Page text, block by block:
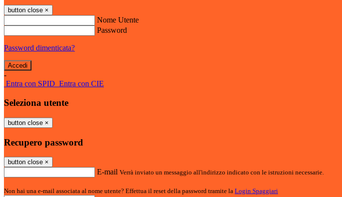
button close ×
Nome Utente
Password
Password dimenticata?
-
Entra con SPID Entra con CIE
Seleziona utente
button close ×
Recupero password
button close ×
E-mail Verrà inviato un messaggio all'indirizzo indicato con le istruzioni necessarie.
Non hai una e-mail associata al nome utente? Effettua il reset della password tramite la Login Spaggiari